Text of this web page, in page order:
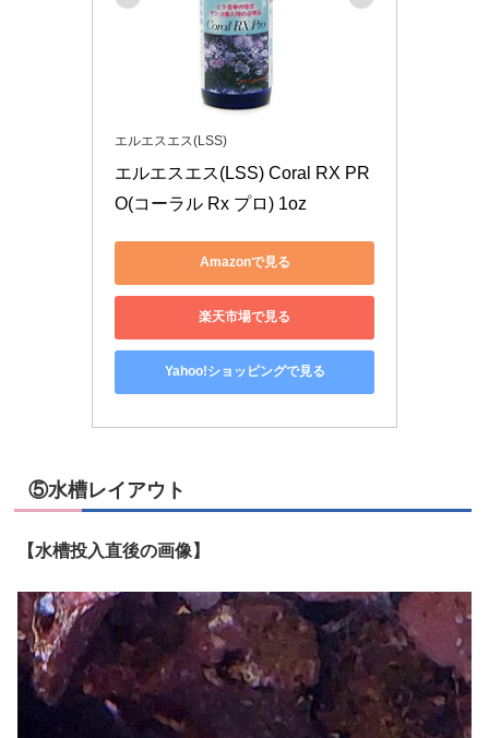
エルエスエス(LSS)
エルエスエス(LSS) Coral RX PR
O(コーラル Rx プロ) 1oz
Amazonで見る
楽天市場で見る
Yahoo!ショッピングで見る
⑤水槽レイアウト
【水槽投入直後の画像】